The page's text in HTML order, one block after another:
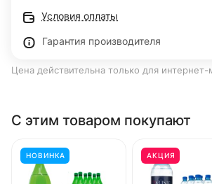
Условия оплаты
Гарантия производителя
Цена действительна только для интернет-
С этим товаром покупают
НОВИНКА АКЦИЯ